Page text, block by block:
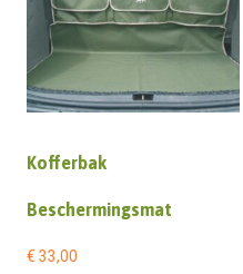
Kofferbak
Beschermingsmat
€ 33,00